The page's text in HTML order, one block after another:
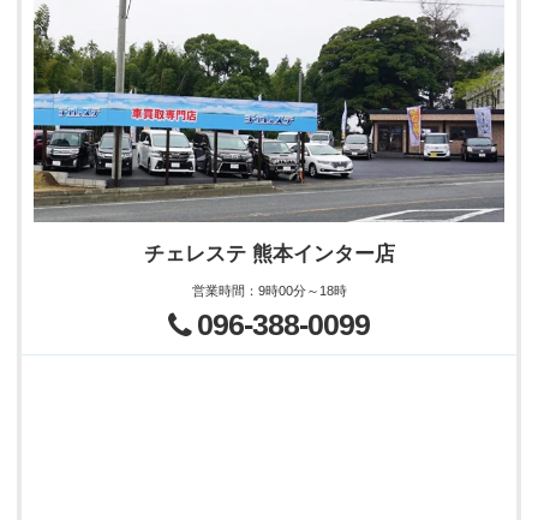
チェレステ 熊本インター店
営業時間 ： 9時00分～18時
096-388-0099